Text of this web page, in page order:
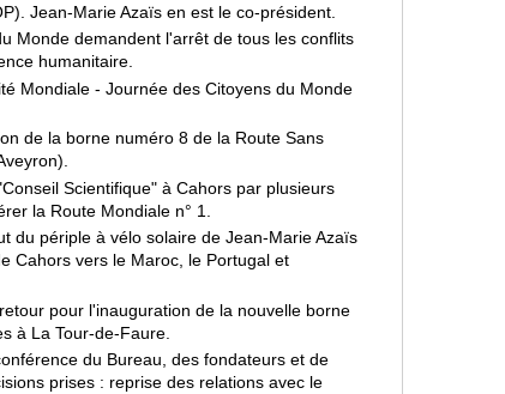
Jean-Marie Azaïs en est le co-président.
Monde demandent l'arrêt de tous les conflits
humanitaire.
Mondiale - Journée des Citoyens du Monde
de la borne numéro 8 de la Route Sans
Scientifique" à Cahors par plusieurs
la Route Mondiale n° 1.
du périple à vélo solaire de Jean-Marie Azaïs
Cahors vers le Maroc, le Portugal et
pour l'inauguration de la nouvelle borne
à La Tour-de-Faure.
du Bureau, des fondateurs et de
prises : reprise des relations avec le